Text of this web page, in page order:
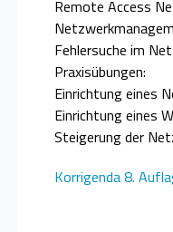
Remote Access
Fehlersuche im
Praxisübungen:
Einrichtung eines
Einrichtung eines
Steigerung der
Korrigenda 8.